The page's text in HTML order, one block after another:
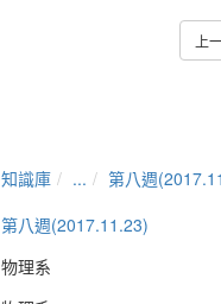
上
知識庫 ...
第八週
第八週(2017.11.23)
物理系